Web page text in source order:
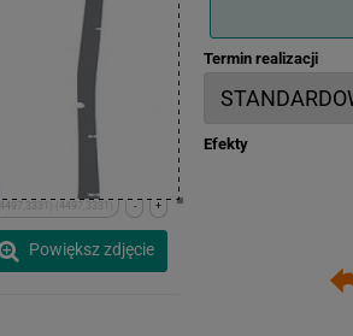
+
-
(4497,3331)
Powiększ zdjęcie
Termin realizacji
Efekty